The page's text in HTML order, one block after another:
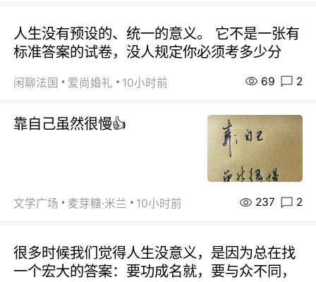
人生没有预设的、统一的意义。 它不是一张有
标准答案的试卷，没人规定你必须考多少分
闲聊法国 爱尚婚礼 10小时前 69 2
靠自己虽然很慢👍
文学广场 麦芽糖·米兰 10小时前 237 2
很多时候我们觉得人生没意义，是因为总在找
一个宏大的答案：要功成名就，要与众不同，